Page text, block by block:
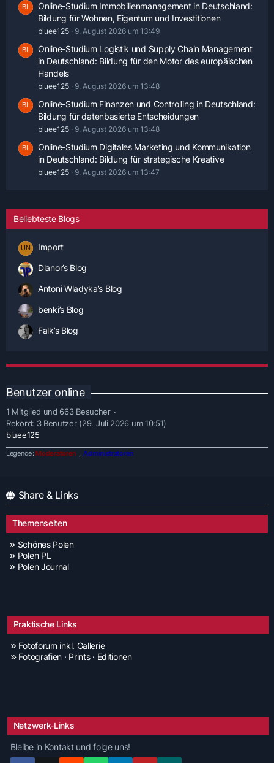
Online-Studium Immobilienmanagement in Deutschland:
Bildung für Wohnen, Eigentum und Investitionen
bluee125 9. August 2026 um 13:49
Online-Studium Logistik und Supply Chain Management
in Deutschland: Bildung für den Motor des europäischen
Handels
bluee125 9. August 2026 um 13:48
Online-Studium Finanzen und Controlling in Deutschland:
Bildung für datenbasierte Entscheidungen
bluee125 9. August 2026 um 13:48
Online-Studium Digitales Marketing und Kommunikation
in Deutschland: Bildung für strategische Kreative
bluee125 9. August 2026 um 13:47
Beliebteste Blogs
Import
Dlanor’s Blog
Antoni Wladyka’s Blog
benki’s Blog
Falk’s Blog
Benutzer online
1 Mitglied und 663 Besucher
Rekord: 3 Benutzer (29. Juli 2026 um 10:51)
bluee125
Legende Moderatoren Administratoren
Share & Links
Themenseiten
Schönes Polen
Polen PL
Polen Journal
Praktische Links
Fotoforum inkl. Gallerie
Fotografien · Prints · Editionen
Netzwerk-Links
Bleibe in Kontakt und folge uns!